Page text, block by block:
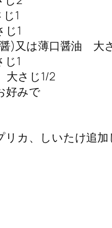
1
1
)又は薄口醤油 大
1
さじ1/2
好みで
カ、しいたけ追加